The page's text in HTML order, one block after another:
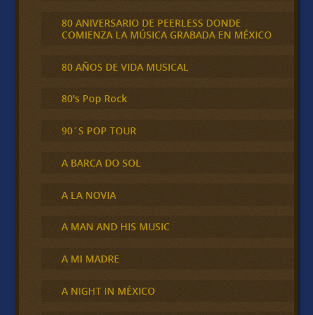
80 ANIVERSARIO DE PEERLESS DONDE
COMIENZA LA MÚSICA GRABADA EN MÉXICO
80 AÑOS DE VIDA MUSICAL
80's Pop Rock
90´S POP TOUR
A BARCA DO SOL
A LA NOVIA
A MAN AND HIS MUSIC
A MI MADRE
A NIGHT IN MÉXICO